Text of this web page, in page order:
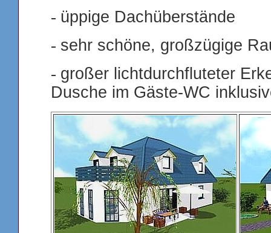
- üppige Dachüberstände
- sehr schöne, großzügige
- großer lichtdurchfluteter
Dusche im Gäste-WC